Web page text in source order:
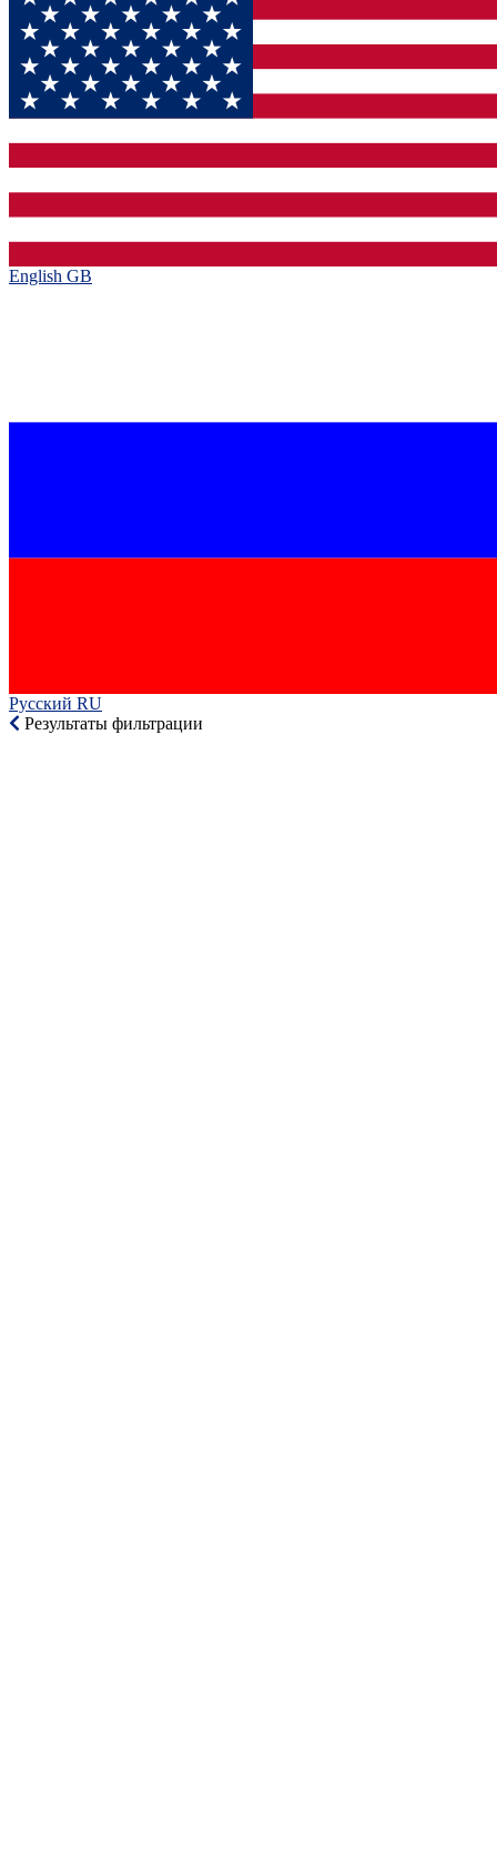
English GB‎
Русский RU‎
Результаты фильтрации